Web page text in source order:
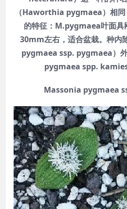
（Haworthia pygmaea）相同
的特征：M.pygmaea叶面具
30mm左右，适合盆栽。种内
pygmaea ssp. pygmaea）
pygmaea spp.
Massonia pygmaea